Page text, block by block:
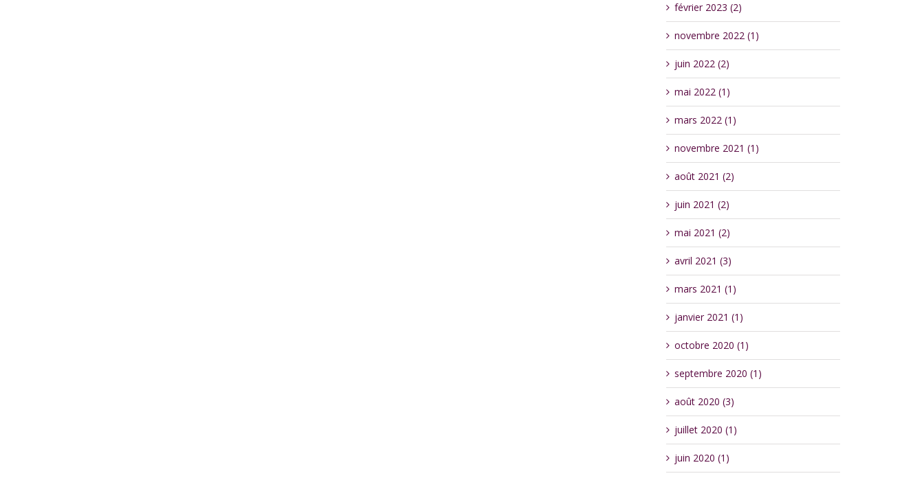
février 2023 (2)
novembre 2022 (1)
juin 2022 (2)
mai 2022 (1)
mars 2022 (1)
novembre 2021 (1)
août 2021 (2)
juin 2021 (2)
mai 2021 (2)
avril 2021 (3)
mars 2021 (1)
janvier 2021 (1)
octobre 2020 (1)
septembre 2020 (1)
août 2020 (3)
juillet 2020 (1)
juin 2020 (1)